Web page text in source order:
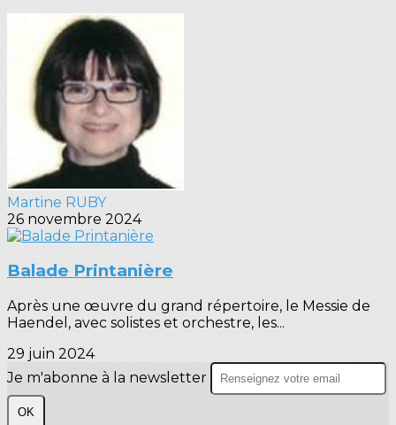
Martine RUBY
26 novembre 2024
Balade Printanière
Après une œuvre du grand répertoire, le Messie de
Haendel, avec solistes et orchestre, les...
29 juin 2024
Je m'abonne à la newsletter
OK